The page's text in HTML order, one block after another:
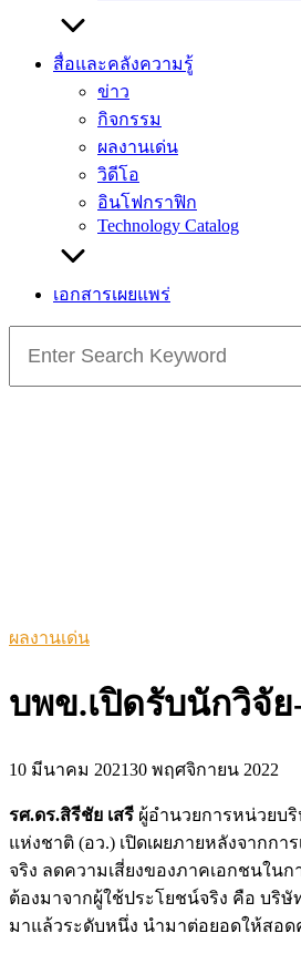
สื่อและคลังความรู้
ข่าว
กิจกรรม
ผลงานเด่น
วิดีโอ
อินโฟกราฟิก
Technology Catalog
เอกสารเผยแพร่
for:
ผลงานเด่น
บพข.เปิดรับนักวิจั
10 มีนาคม 202130 พฤศจิกายน 2022
รศ.ดร.สิรีชัย เสรี ผู้อำนวยการหน่วยบ
แห่งชาติ (อว.) เปิดเผยภายหลังจากก
จริง ลดความเสี่ยงของภาคเอกชนใน
ต้องมาจากผู้ใช้ประโยชน์จริง คือ บริษั
มาแล้วระดับหนึ่ง นำมาต่อยอดให้สอด